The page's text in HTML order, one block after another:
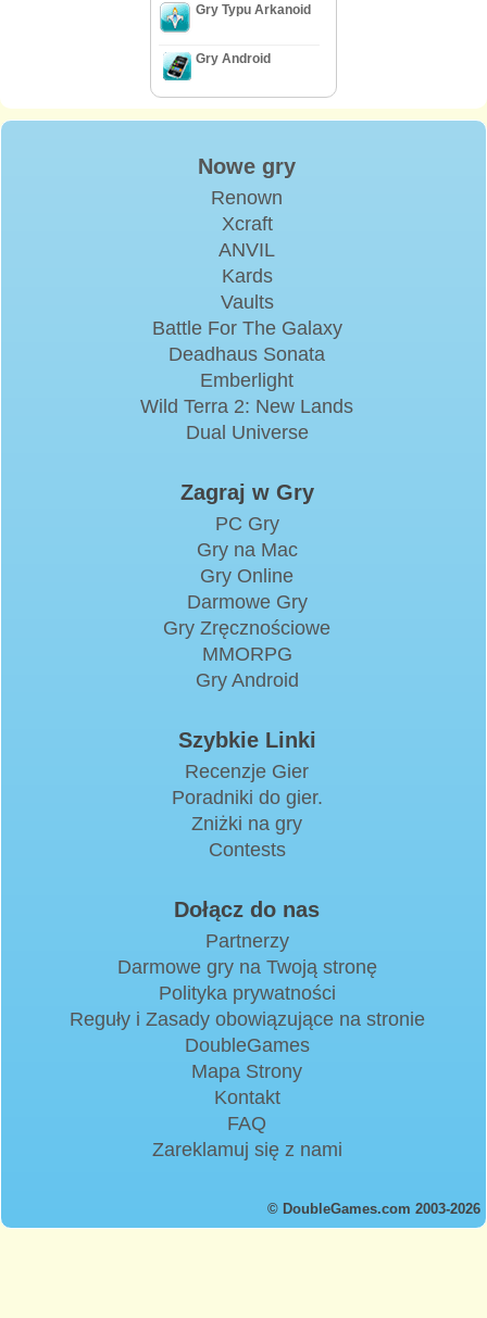
Gry Typu Arkanoid
Gry Android
Nowe gry
Renown
Xcraft
ANVIL
Kards
Vaults
Battle For The Galaxy
Deadhaus Sonata
Emberlight
Wild Terra 2: New Lands
Dual Universe
Zagraj w Gry
PC Gry
Gry na Mac
Gry Online
Darmowe Gry
Gry Zręcznościowe
MMORPG
Gry Android
Szybkie Linki
Recenzje Gier
Poradniki do gier.
Zniżki na gry
Contests
Dołącz do nas
Partnerzy
Darmowe gry na Twoją stronę
Polityka prywatności
Reguły i Zasady obowiązujące na stronie
DoubleGames
Mapa Strony
Kontakt
FAQ
Zareklamuj się z nami
© DoubleGames.com 2003-2026